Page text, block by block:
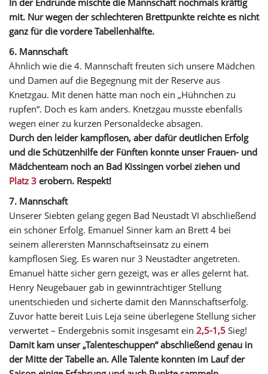
mit. Nur wegen der schlechteren Brettpunkte reichte es nicht
ganz für die vordere Tabellenhälfte.
6. Mannschaft
Ähnlich wie die 4. Mannschaft freuten sich unsere Mädchen
und Damen auf die Begegnung mit der Reserve aus
Knetzgau. Mit denen hätte man noch ein „Hühnchen zu
rupfen“. Doch es kam anders. Knetzgau musste ebenfalls
wegen einer zu kurzen Personaldecke absagen.
Durch den leider kampflosen, aber dafür deutlichen Erfolg
und die Schützenhilfe der Fünften konnte unser Frauen- und
Mädchenteam noch an Bad Kissingen vorbei ziehen und
Platz 3 erobern. Respekt!
7. Mannschaft
Unserer Siebten gelang gegen Bad Neustadt VI abschließend
ein schöner Erfolg. Emanuel Sinner kam an Brett 4 bei
seinem allerersten Mannschaftseinsatz zu einem
kampflosen Sieg. Es waren nur 3 Neustädter angetreten.
Emanuel hätte sicher gern gezeigt, was er alles gelernt hat.
Henry Neugebauer gab in gewinnträchtiger Stellung
unentschieden und sicherte damit den Mannschaftserfolg.
Zuvor hatte bereit Luis Leja seine überlegene Stellung sicher
verwertet – Endergebnis somit insgesamt ein 2,5-1,5 Sieg!
Damit kam unser „Talenteschuppen“ abschließend genau in
der Mitte der Tabelle an. Alle Talente konnten im Lauf der